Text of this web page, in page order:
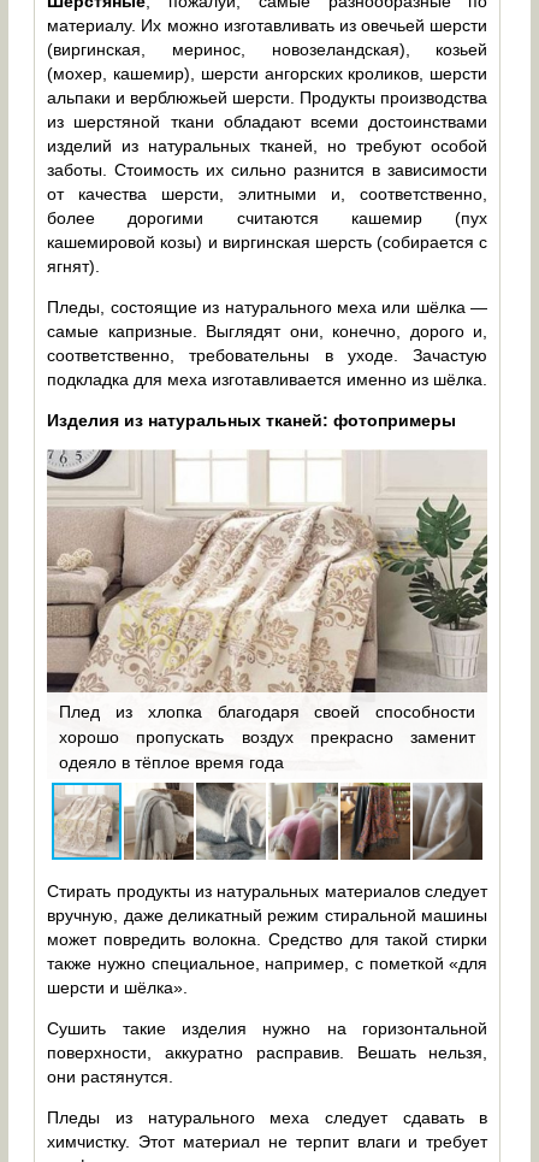
материалу. Их можно изготавливать из овечьей шерсти
(виргинская, меринос, новозеландская), козьей
(мохер, кашемир), шерсти ангорских кроликов, шерсти
альпаки и верблюжьей шерсти. Продукты производства
из шерстяной ткани обладают всеми достоинствами
изделий из натуральных тканей, но требуют особой
заботы. Стоимость их сильно разнится в зависимости
от качества шерсти, элитными и, соответственно,
более дорогими считаются кашемир (пух
кашемировой козы) и виргинская шерсть (собирается с
ягнят).
Пледы, состоящие из натурального меха или шёлка —
самые капризные. Выглядят они, конечно, дорого и,
соответственно, требовательны в уходе. Зачастую
подкладка для меха изготавливается именно из шёлка.
Изделия из натуральных тканей: фотопримеры
Плед из хлопка благодаря своей способности
хорошо пропускать воздух прекрасно заменит
одеяло в тёплое время года
Стирать продукты из натуральных материалов следует
вручную, даже деликатный режим стиральной машины
может повредить волокна. Средство для такой стирки
также нужно специальное, например, с пометкой «для
шерсти и шёлка».
Сушить такие изделия нужно на горизонтальной
поверхности, аккуратно расправив. Вешать нельзя,
они растянутся.
Пледы из натурального меха следует сдавать в
химчистку. Этот материал не терпит влаги и требует